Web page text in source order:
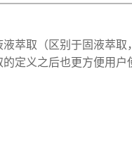
萃取（区别于固液萃
定义之后也更方便用户